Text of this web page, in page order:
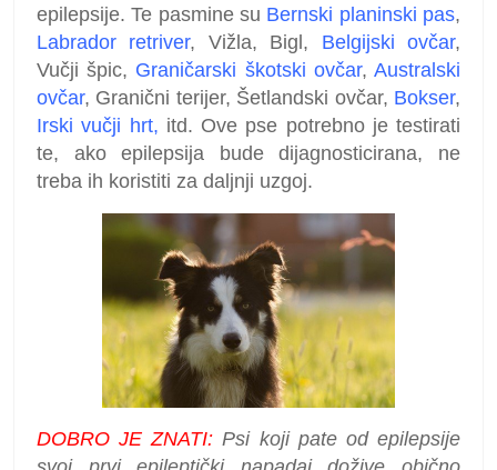
epilepsije. Te pasmine su Bernski planinski pas,
Labrador retriver, Vižla, Bigl, Belgijski ovčar,
Vučji špic, Graničarski škotski ovčar,Australski
ovčar, Granični terijer, Šetlandski ovčar, Bokser,
Irski vučji hrt, itd. Ove pse potrebno je testirati
te, ako epilepsija bude dijagnosticirana, ne
treba ih koristiti za daljnji uzgoj.
DOBRO JE ZNATI: Psi koji pate od epilepsije